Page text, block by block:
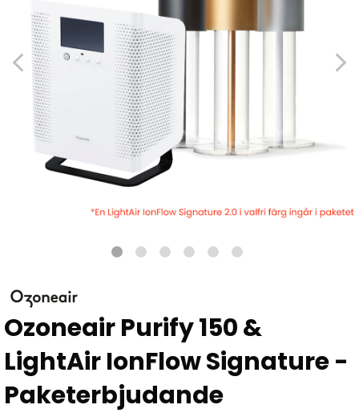
Ozoneair Purify 150 &
LightAir IonFlow Signature -
Paketerbjudande